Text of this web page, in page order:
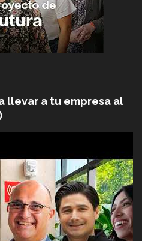
llevar a tu empresa al